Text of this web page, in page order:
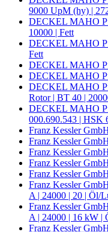
9000 UpM (hy) |
DECKEL MAHO
10000 | Fett
DECKEL MAHO
Fett
DECKEL MAHO
DECKEL MAHO
DECKEL MAHO
Rotor | BT 40 |
DECKEL MAHO
000.690.543 | HSK
Franz Kessler
Franz Kessler
Franz Kessler
Franz Kessler
Franz Kessler
Franz Kessler
A | 24000 | 20 | Öl/
Franz Kessler
A | 24000 | 16 kW |
Franz Kessler